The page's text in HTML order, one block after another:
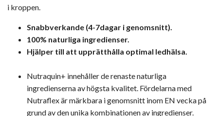
i kroppen.
Snabbverkande (4-7dagar i genomsnitt).
100% naturliga ingredienser.
Hjälper till att upprätthålla optimal ledhälsa.
Nutraquin+ innehåller de renaste naturliga
ingredienserna av högsta kvalitet. Fördelarna med
Nutraflex är märkbara i genomsnitt inom EN vecka på
grund av den unika kombinationen av ingredienser.